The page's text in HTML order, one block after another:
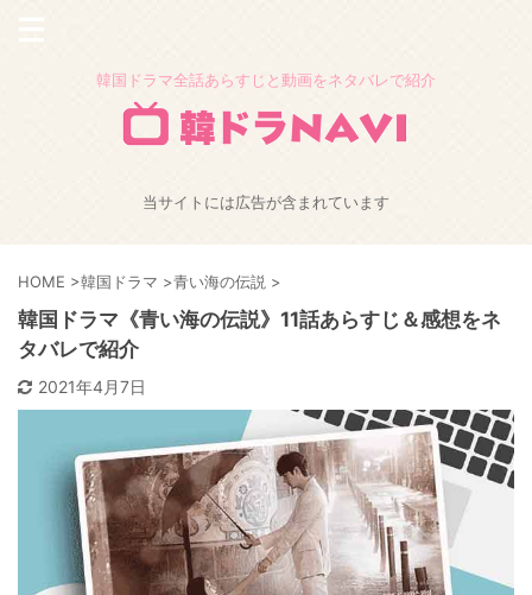
韓国ドラマ全話あらすじと動画をネタバレで紹介
当サイトには広告が含まれています
HOME >韓国ドラマ >青い海の伝説 >
韓国ドラマ《青い海の伝説》11話あらすじ＆感想をネ
タバレで紹介
2021年4月7日